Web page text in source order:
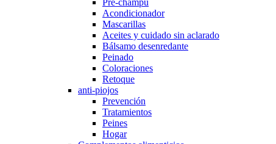
Pre-champú
Acondicionador
Mascarillas
Aceites y cuidado sin aclarado
Bálsamo desenredante
Peinado
Coloraciones
Retoque
anti-piojos
Prevención
Tratamientos
Peines
Hogar